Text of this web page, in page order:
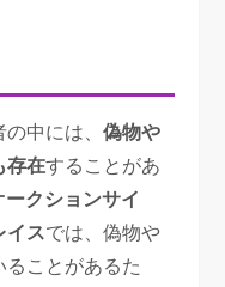
の中には、偽物や
存在することがあ
ークションサイ
イスでは、偽物や
ことがあるた